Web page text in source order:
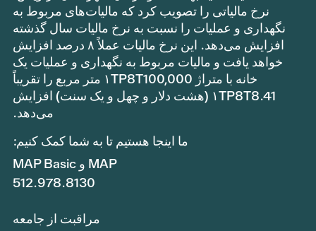
نرخ مالیاتی را تصویب کرد که مالیات‌های مربوط به
نگهداری و عملیات را نسبت به نرخ مالیات سال گذشته
افزایش می‌دهد. این نرخ مالیات عملاً ۸ درصد افزایش
خواهد یافت و مالیات مربوط به نگهداری و عملیات یک
خانه با متراژ ۱TP8T100,000 متر مربع را تقریباً
۱TP8T8.41 (هشت دلار و چهل و یک سنت) افزایش
می‌دهد.
ما اینجا هستیم تا به شما کمک کنیم:
MAP و MAP Basic
512.978.8130
مراقبت از جامعه